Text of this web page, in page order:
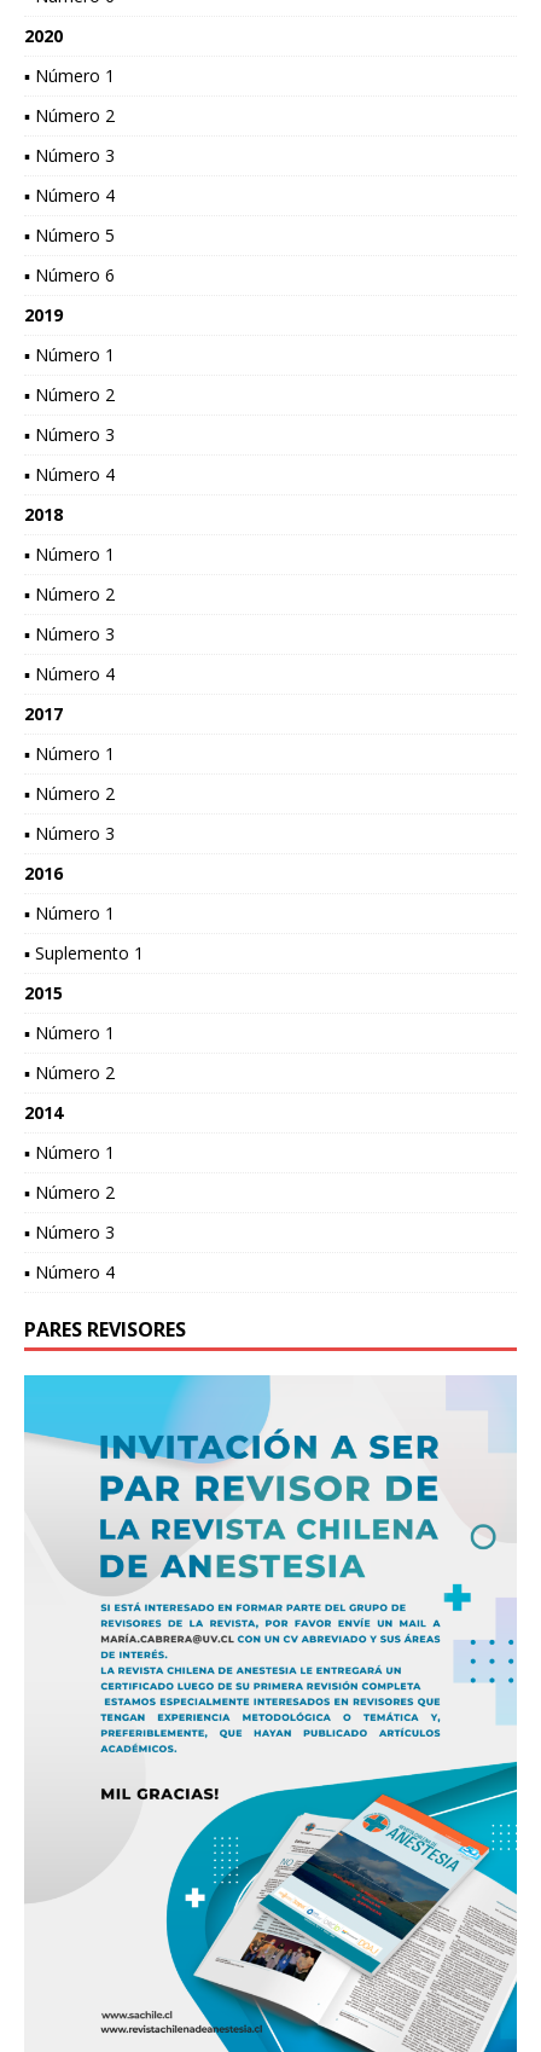
2020
▪ Número 1
▪ Número 2
▪ Número 3
▪ Número 4
▪ Número 5
▪ Número 6
2019
▪ Número 1
▪ Número 2
▪ Número 3
▪ Número 4
2018
▪ Número 1
▪ Número 2
▪ Número 3
▪ Número 4
2017
▪ Número 1
▪ Número 2
▪ Número 3
2016
▪ Número 1
▪ Suplemento 1
2015
▪ Número 1
▪ Número 2
2014
▪ Número 1
▪ Número 2
▪ Número 3
▪ Número 4
PARES REVISORES